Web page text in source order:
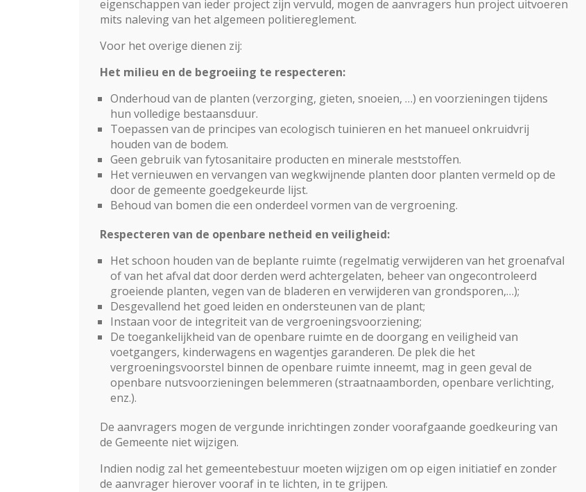
eigenschappen van ieder project zijn vervuld, mogen de aanvragers hun project uitvoeren
mits naleving van het algemeen politiereglement.
Voor het overige dienen zij:
Het milieu en de begroeiing te respecteren:
Onderhoud van de planten (verzorging, gieten, snoeien, …) en voorzieningen tijdens
hun volledige bestaansduur.
Toepassen van de principes van ecologisch tuinieren en het manueel onkruidvrij
houden van de bodem.
Geen gebruik van fytosanitaire producten en minerale meststoffen.
Het vernieuwen en vervangen van wegkwijnende planten door planten vermeld op de
door de gemeente goedgekeurde lijst.
Behoud van bomen die een onderdeel vormen van de vergroening.
Respecteren van de openbare netheid en veiligheid:
Het schoon houden van de beplante ruimte (regelmatig verwijderen van het groenafval
of van het afval dat door derden werd achtergelaten, beheer van ongecontroleerd
groeiende planten, vegen van de bladeren en verwijderen van grondsporen,…);
Desgevallend het goed leiden en ondersteunen van de plant;
Instaan voor de integriteit van de vergroeningsvoorziening;
De toegankelijkheid van de openbare ruimte en de doorgang en veiligheid van
voetgangers, kinderwagens en wagentjes garanderen. De plek die het
vergroeningsvoorstel binnen de openbare ruimte inneemt, mag in geen geval de
openbare nutsvoorzieningen belemmeren (straatnaamborden, openbare verlichting,
enz.).
De aanvragers mogen de vergunde inrichtingen zonder voorafgaande goedkeuring van
de Gemeente niet wijzigen.
Indien nodig zal het gemeentebestuur moeten wijzigen om op eigen initiatief en zonder
de aanvrager hierover vooraf in te lichten, in te grijpen.